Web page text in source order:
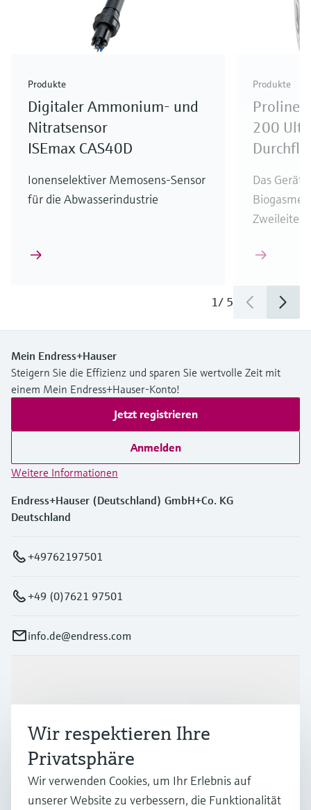
Produkte
Digitaler Ammonium- und
Nitratsensor
ISEmax CAS40D
Ionenselektiver Memosens-Sensor
für die Abwasserindustrie
Produkte
Proline
200
Das Gerät
1/ 5
Mein Endress+Hauser
Steigern Sie die Effizienz und sparen Sie wertvolle Zeit mit
einem Mein Endress+Hauser-Konto!
Jetzt registrieren
Anmelden
Weitere Informationen
Endress+Hauser (Deutschland) GmbH+Co. KG
Deutschland
+49762197501
+49 (0)7621 97501
info.de@endress.com
Branchen
Support
Wir respektieren Ihre
Privatsphäre
Wir verwenden Cookies, um Ihr Erlebnis auf
unserer Website zu verbessern, die Funktionalität